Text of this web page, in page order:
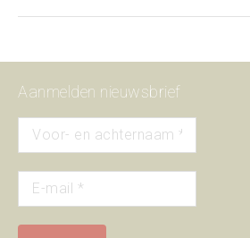
Aanmelden nieuwsbrief